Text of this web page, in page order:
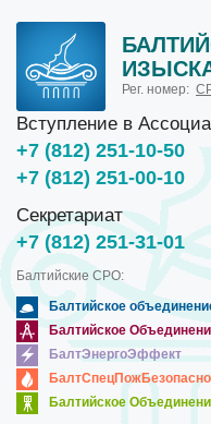
Рег. номер:
Вступление в
+7 (812) 251-10-50
+7 (812) 251-00-10
Секретариат
+7 (812) 251-31-01
Балтийские СРО:
Балтийское
Балтийское
БалтЭнергоЭффект
Балтийское